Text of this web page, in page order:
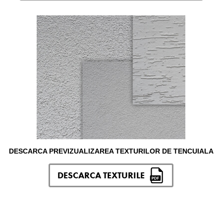
DESCARCA PREVIZUALIZAREA TEXTURILOR DE TENCUIALA
DESCARCA TEXTURILE